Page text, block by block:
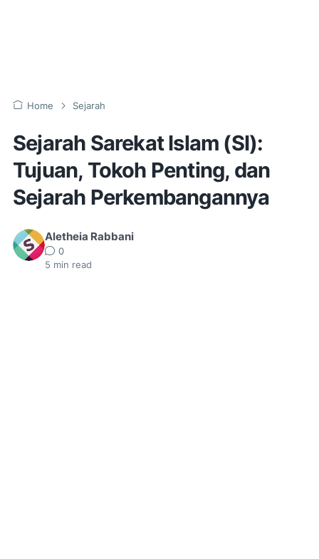
Home Sejarah
Sejarah Sarekat Islam (SI):
Tujuan, Tokoh Penting, dan
Sejarah Perkembangannya
Aletheia Rabbani
0
5 min read